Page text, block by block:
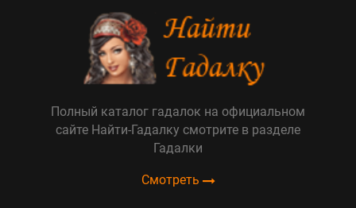
Полный каталог гадалок на официальном
сайте Найти-Гадалку смотрите в разделе
Гадалки
Смотреть